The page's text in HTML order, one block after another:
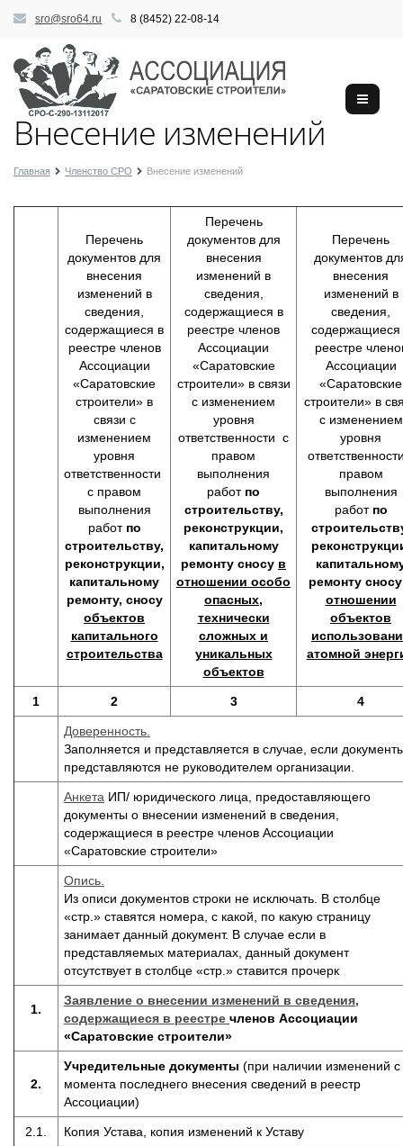
sro@sro64.ru 8 (8452) 22-08-14
Внесение изменений
Главная Членство СРО Внесение изменений
Перечень
документов для
внесения
изменений в
сведения,
содержащиеся в
реестре членов
Ассоциации
«Саратовские
строители» в
связи с
изменением
уровня
ответственности
с правом
выполнения
работ по
строительству,
реконструкции,
капитальному
ремонту, сносу
объектов
капитального
строительства
Перечень
документов для
внесения
изменений в
сведения,
содержащиеся в
реестре членов
Ассоциации
«Саратовские
строители» в связи
с изменением
уровня
ответственности с
правом
выполнения
работ по
строительству,
реконструкции,
капитальному
ремонту сносу в
отношении особо
опасных,
технически
сложных и
уникальных
объектов
Перечень
документов
внесения
изменений в
сведения,
содержащиеся
реестре
Ассоциации
«Саратовские
строители» в
с изменением
уровня
правом
выполнения
работ по
ремонту
отношении
объектов
атомной
1 2 3 4
Доверенность.
Заполняется и представляется в случае, если
представляются не руководителем организации.
Анкета ИП/ юридического лица, предоставляющего
документы о внесении изменений в сведения,
содержащиеся в реестре членов Ассоциации
«Саратовские строители»
Опись.
Из описи документов строки не исключать. В столбце
«стр.» ставятся номера, с какой, по какую страницу
занимает данный документ. В случае если в
представляемых материалах, данный документ
отсутствует в столбце «стр.» ставится прочерк
1.
Заявление о внесении изменений в сведения,
содержащиеся в реестре членов Ассоциации
«Саратовские строители»
2.
Учредительные документы (при наличии изменений с
момента последнего внесения сведений в реестр
Ассоциации)
2.1. Копия Устава, копия изменений к Уставу